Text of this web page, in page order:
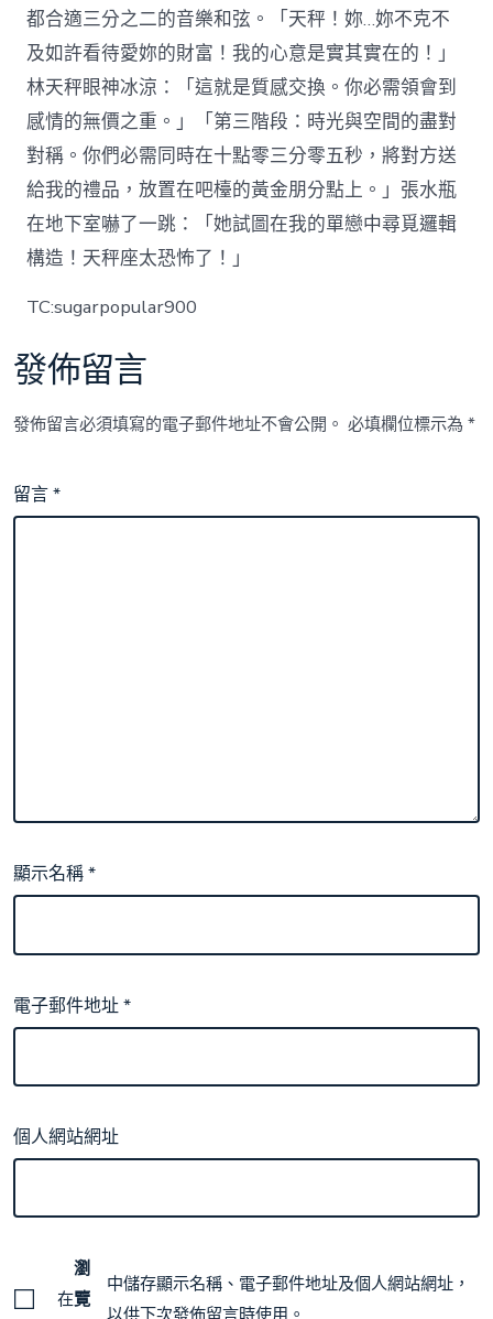
都合適三分之二的音樂和弦。「天秤！妳…妳不克不
及如許看待愛妳的財富！我的心意是實其實在的！」
林天秤眼神冰涼：「這就是質感交換。你必需領會到
感情的無價之重。」「第三階段：時光與空間的盡對
對稱。你們必需同時在十點零三分零五秒，將對方送
給我的禮品，放置在吧檯的黃金朋分點上。」張水瓶
在地下室嚇了一跳：「她試圖在我的單戀中尋覓邏輯
構造！天秤座太恐怖了！」
TC:sugarpopular900
發佈留言
發佈留言必須填寫的電子郵件地址不會公開。 必填欄位標示為*
留言*
顯示名稱*
電子郵件地址*
個人網站網址
在
瀏
覽
中儲存顯示名稱、電子郵件地址及個人網站網址，
以供下次發佈留言時使用。